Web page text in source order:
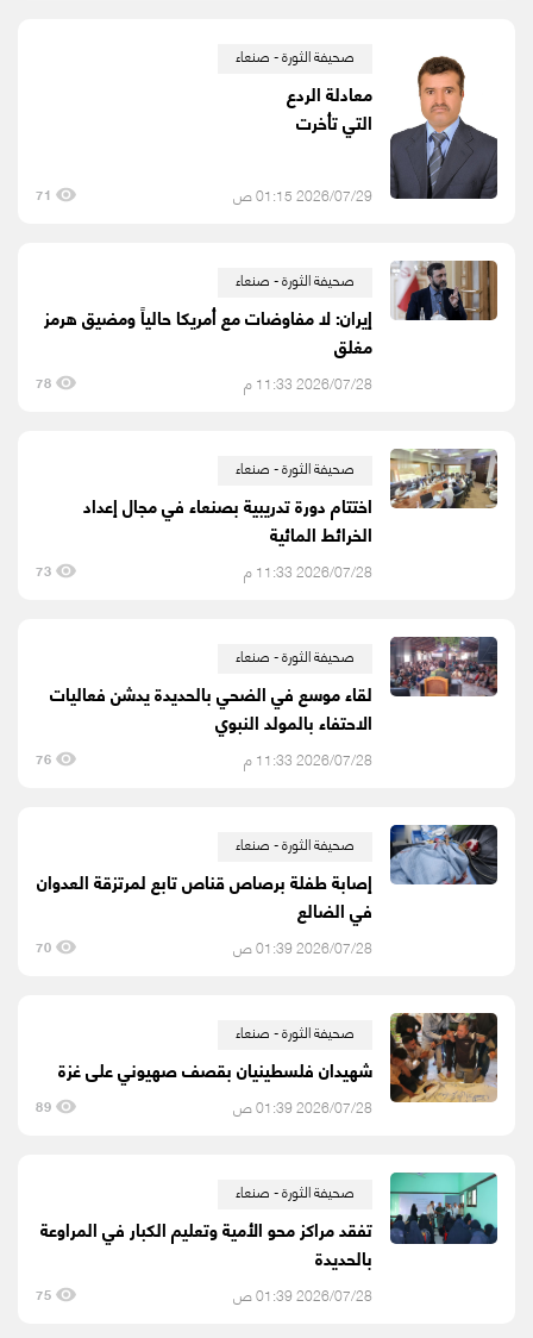
صحيفة الثورة - صنعاء
معادلة الردع
التي تأخرت
2026/07/29 01:15 ص 71
صحيفة الثورة - صنعاء
إيران: لا مفاوضات مع أمريكا حالياً ومضيق هرمز
مغلق
2026/07/28 11:33 م 78
صحيفة الثورة - صنعاء
اختتام دورة تدريبية بصنعاء في مجال إعداد
الخرائط المائية
2026/07/28 11:33 م 73
صحيفة الثورة - صنعاء
لقاء موسع في الضحي بالحديدة يدشن فعاليات
الاحتفاء بالمولد النبوي
2026/07/28 11:33 م 76
صحيفة الثورة - صنعاء
إصابة طفلة برصاص قناص تابع لمرتزقة العدوان
في الضالع
2026/07/28 01:39 ص 70
صحيفة الثورة - صنعاء
شهيدان فلسطينيان بقصف صهيوني على غزة
2026/07/28 01:39 ص 89
صحيفة الثورة - صنعاء
تفقد مراكز محو الأمية وتعليم الكبار في المراوعة
بالحديدة
2026/07/28 01:39 ص 75